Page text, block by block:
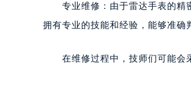
专业维修：由于雷达手表的精密
拥有专业的技能和经验，能够准确
在维修过程中，技师们可能会